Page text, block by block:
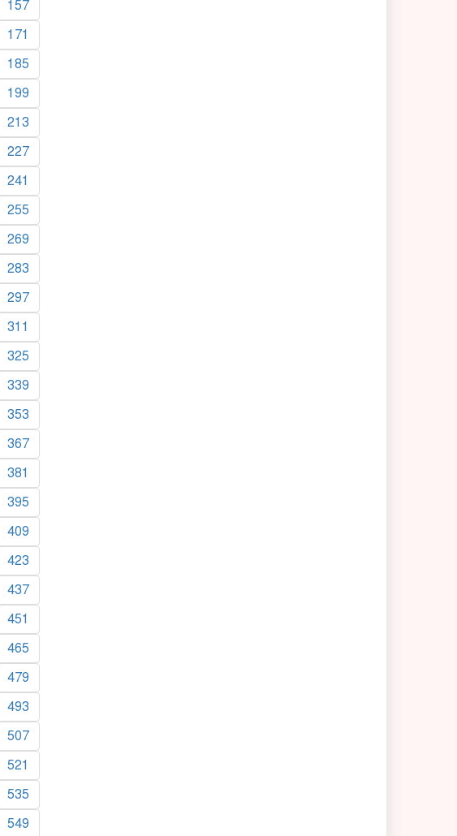
157
171
185
199
213
227
241
255
269
283
297
311
325
339
353
367
381
395
409
423
437
451
465
479
493
507
521
535
549